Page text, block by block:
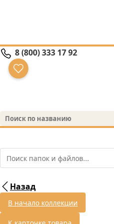
8 (800) 333 17 92
Назад
В начало коллекции